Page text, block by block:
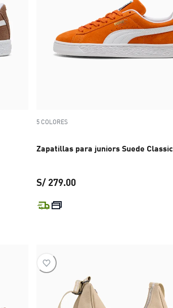
5 COLORES
Zapatillas para juniors Suede Classic
S/ 279.00